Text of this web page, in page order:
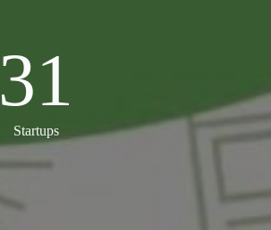
31
Startups